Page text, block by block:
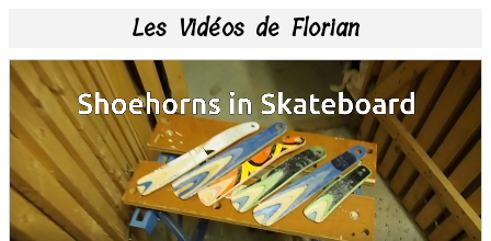
Les Vidéos de Florian